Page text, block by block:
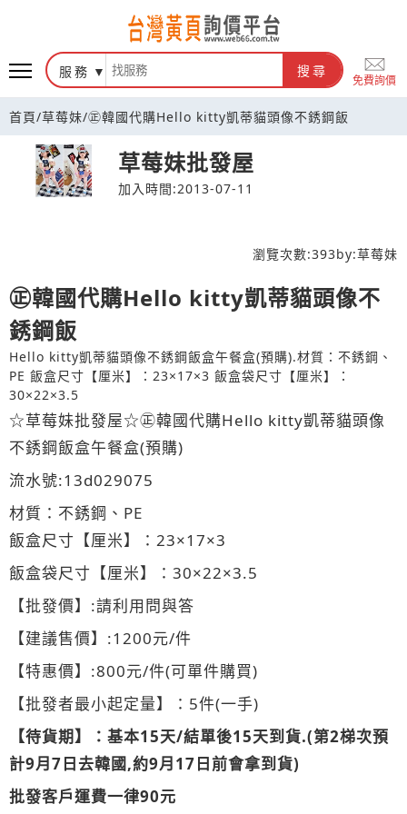
台灣黃頁詢價平台
服務 搜尋
免費詢價
首頁/草莓妹/㊣韓國代購Hello kitty凱蒂貓頭像不銹鋼飯
草莓妹批發屋
加入時間:2013-07-11
瀏覽次數:393by:草莓妹
㊣韓國代購Hello kitty凱蒂貓頭像不
銹鋼飯
Hello kitty凱蒂貓頭像不銹鋼飯盒午餐盒(預購).材質：不銹鋼、
PE 飯盒尺寸【厘米】：23×17×3 飯盒袋尺寸【厘米】：
30×22×3.5
☆草莓妹批發屋☆㊣韓國代購Hello kitty凱蒂貓頭像
不銹鋼飯盒午餐盒(預購)
流水號:13d029075
材質：不銹鋼、PE
飯盒尺寸【厘米】：23×17×3
飯盒袋尺寸【厘米】：30×22×3.5
【批發價】:請利用問與答
【建議售價】:1200元/件
【特惠價】:800元/件(可單件購買)
【批發者最小起定量】：5件(一手)
【待貨期】：基本15天/結單後15天到貨.(第2梯次預
計9月7日去韓國,約9月17日前會拿到貨)
批發客戶運費一律90元